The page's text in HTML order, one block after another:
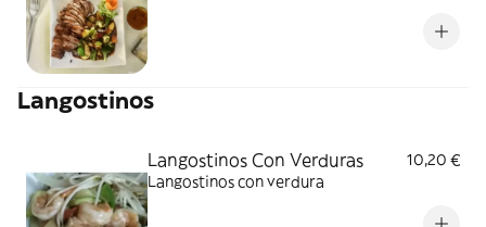
Langostinos
Langostinos Con Verduras
10,20 €
Langostinos con verdura